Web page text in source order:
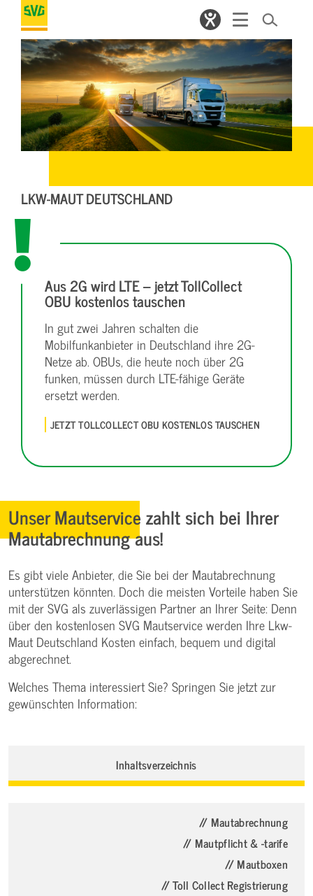
LKW-MAUT DEUTSCHLAND
Aus 2G wird LTE – jetzt TollCollect
OBU kostenlos tauschen
In gut zwei Jahren schalten die
Mobilfunkanbieter in Deutschland ihre 2G-
Netze ab. OBUs, die heute noch über 2G
funken, müssen durch LTE-fähige Geräte
ersetzt werden.
JETZT TOLLCOLLECT OBU KOSTENLOS TAUSCHEN
Unser Mautservice zahlt sich bei Ihrer
Mautabrechnung aus!
Es gibt viele Anbieter, die Sie bei der Mautabrechnung
unterstützen könnten. Doch die meisten Vorteile haben Sie
mit der SVG als zuverlässigen Partner an Ihrer Seite: Denn
über den kostenlosen SVG Mautservice werden Ihre Lkw-
Maut Deutschland Kosten einfach, bequem und digital
abgerechnet.
Welches Thema interessiert Sie? Springen Sie jetzt zur
gewünschten Information:
Inhaltsverzeichnis
// Mautabrechnung
// Mautpflicht & -tarife
// Mautboxen
// Toll Collect Registrierung